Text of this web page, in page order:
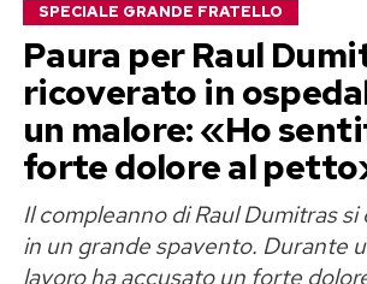
persona al centro della propria vita.
Perla Vatiero: «Con Mirko
vero, ma diventato
Il rapporto tra Perla Vatiero e
aveva conquistato il pubblico di
Islandnel 2023, trasformandosi
SPECIALE GRANDE FRATELLO
Paura per Raul
ricoverato in
un malore: «Ho
forte dolore al
Il compleanno di Raul Dumitras
in un grande spavento. Durante
lavoro ha accusato un forte